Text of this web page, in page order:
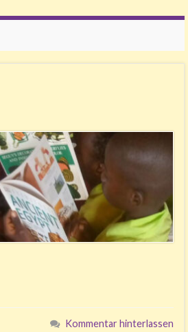
Kommentar hinterlassen